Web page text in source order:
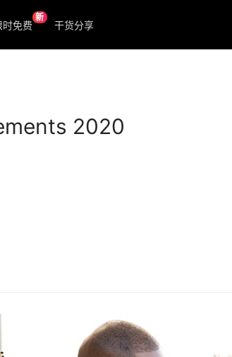
时免费
新
干货分享
2020